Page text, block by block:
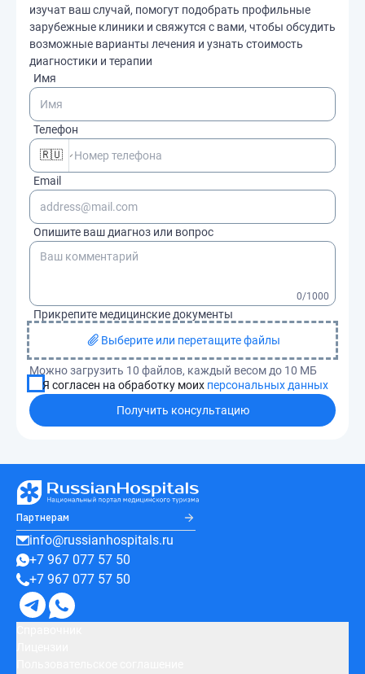
изучат ваш случай, помогут подобрать профильные
зарубежные клиники и свяжутся с вами, чтобы обсудить
возможные варианты лечения и узнать стоимость
диагностики и терапии
Имя
Телефон
🇷🇺
Email
Опишите ваш диагноз или вопрос
0/1000
Прикрепите медицинские документы
Выберите или перетащите файлы
Можно загрузить 10 файлов, каждый весом до 10 МБ
Я согласен на обработку моих персональных данных
Получить консультацию
Партнерам
info@russianhospitals.ru
+7 967 077 57 50
+7 967 077 57 50